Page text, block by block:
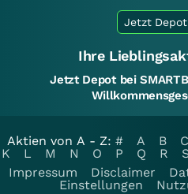
Jetzt
Ihre
Jetzt Depot bei
Aktien von A - Z: # A B C
K
L M N O P Q R
Impressum
Disclaimer
Einstellungen